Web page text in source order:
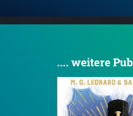
.... weitere